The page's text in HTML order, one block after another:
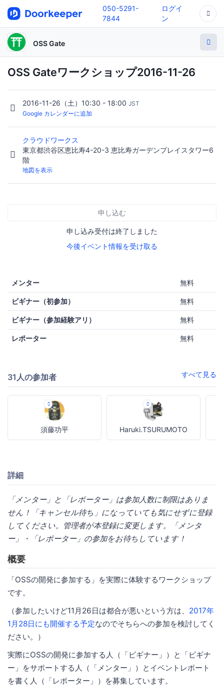
050-5291-
7844
ログイ
ン
OSS Gate
OSS Gateワークショップ2016-11-26
2016-11-26（土）10:30 - 18:00 JST
Google カレンダーに追加
クラウドワークス
東京都渋谷区恵比寿4-20-3 恵比寿ガーデンプレイスタワー6
階
地図を表示
申し込む
申し込み受付は終了しました
今後イベント情報を受け取る
メンター 無料
ビギナー（初参加） 無料
ビギナー（参加経験アリ） 無料
レポーター 無料
31人の参加者 すべて見る
須藤功平 Haruki.TSURUMOTO
詳細
「メンター」と「レポーター」は参加人数に制限はありま
せん！「キャンセル待ち」になっていても気にせずに登録
してください。管理者が本登録に変更します。「メンタ
ー」・「レポーター」の参加をお待ちしています！
概要
「OSSの開発に参加する」を実際に体験するワークショップ
です。
（参加したいけど11月26日は都合が悪いという方は、 2017年
1月28日にも開催する予定なのでそちらへの参加を検討してく
ださい。）
実際にOSSの開発に参加する人（「ビギナー」）と「ビギナ
ー」をサポートする人（「メンター」）とイベントレポート
を書く人（「レポーター」）を募集しています。